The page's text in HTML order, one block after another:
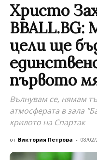
Христо
цели ще
първото
Вълнувам се, нямам
атмосферата в зала
крилото на Спартак
от Виктория Петрова - 08/02/